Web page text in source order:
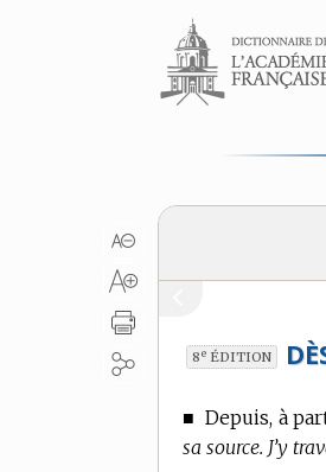
Aller au contenu
8e ÉDITION
■Depuis, à
sa source. J’y